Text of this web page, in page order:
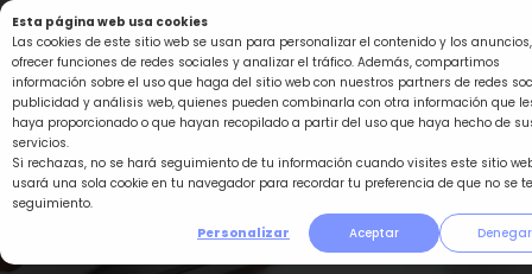
Esta página web usa cookies
Las cookies de este sitio web se usan para personalizar el contenido y los anuncios,
ofrecer funciones de redes sociales y analizar el tráfico. Además, compartimos
información sobre el uso que haga del sitio web con nuestros partners de redes
publicidad y análisis web, quienes pueden combinarla con otra información que
haya proporcionado o que hayan recopilado a partir del uso que haya hecho de
servicios.
Si rechazas, no se hará seguimiento de tu información cuando visites este sitio
usará una sola cookie en tu navegador para recordar tu preferencia de que no se
seguimiento.
Personalizar
Aceptar Denegar
Ir
al
contenido